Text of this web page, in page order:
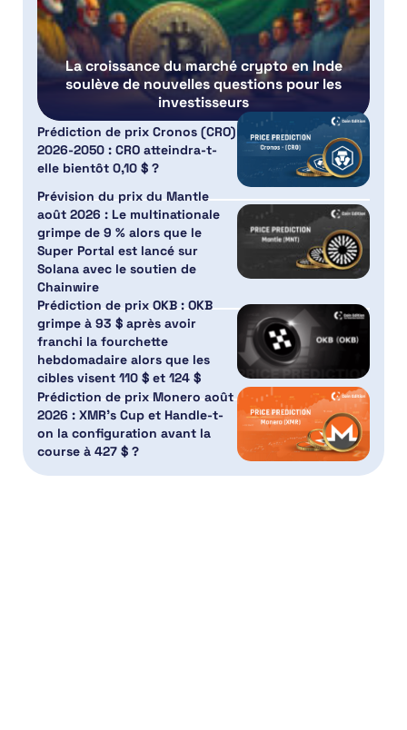
La croissance du marché crypto en Inde
soulève de nouvelles questions pour les
investisseurs
Prédiction de prix Cronos (CRO)
2026-2050 : CRO atteindra-t-
elle bientôt 0,10 $ ?
Prévision du prix du Mantle
août 2026 : Le multinationale
grimpe de 9 % alors que le
Super Portal est lancé sur
Solana avec le soutien de
Chainwire
Prédiction de prix OKB : OKB
grimpe à 93 $ après avoir
franchi la fourchette
hebdomadaire alors que les
cibles visent 110 $ et 124 $
Prédiction de prix Monero août
2026 : XMR’s Cup et Handle-t-
on la configuration avant la
course à 427 $ ?